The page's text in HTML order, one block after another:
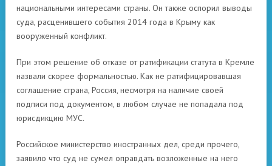
национальными интересами страны. Он также оспорил выводы
суда, расценившего события 2014 года в Крыму как
вооруженный конфликт.
При этом решение об отказе от ратификации статута в Кремле
назвали скорее формальностью. Как не ратифицировавшая
соглашение страна, Россия, несмотря на наличие своей
подписи под документом, в любом случае не попадала под
юрисдикцию МУС.
Российское министерство иностранных дел, среди прочего,
заявило что суд не сумел оправдать возложенные на него